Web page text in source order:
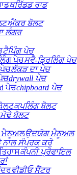
ਥਰਿੱਡਡ ਰਾਡ
ਐਂਕਰ ਬੋਲਟ
ਲੰਗਰ
ਟੈਪਿੰਗ ਪੇਚ
ਸਵੈ-ਡ੍ਰਿਲਿੰਗ ਪੇਚ
ਲੱਕੜ ਦਾ ਪੇਚ
drywall ਪੇਚ
chipboard ਪੇਚ
ਕਪਲਿੰਗ ਬੋਲਟ
ਮੋਢੇ ਬੋਲਟ
ਉਦਯੋਗ ਮੈਨੂਅਲ
ਨਾਲ ਸੰਪਰਕ ਕਰੋ
ਕੰਪਨੀ ਪ੍ਰੋਫਾਇਲ
ਵੀਡੀਓ ਸੈਂਟਰ